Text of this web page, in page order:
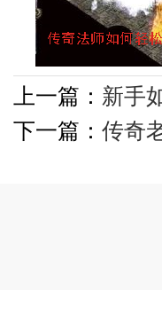
上一篇： 新手
下一篇： 传奇